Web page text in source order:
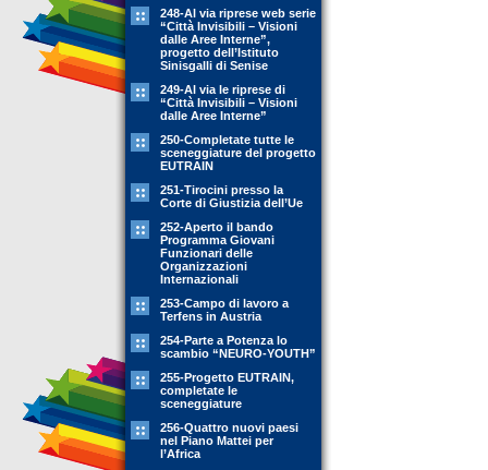
248-Al via riprese web serie
“Città Invisibili – Visioni
dalle Aree Interne”,
progetto dell’Istituto
Sinisgalli di Senise
249-Al via le riprese di
“Città Invisibili – Visioni
dalle Aree Interne”
250-Completate tutte le
sceneggiature del progetto
EUTRAIN
251-Tirocini presso la
Corte di Giustizia dell’Ue
252-Aperto il bando
Programma Giovani
Funzionari delle
Organizzazioni
Internazionali
253-Campo di lavoro a
Terfens in Austria
254-Parte a Potenza lo
scambio “NEURO-YOUTH”
255-Progetto EUTRAIN,
completate le
sceneggiature
256-Quattro nuovi paesi
nel Piano Mattei per
l’Africa